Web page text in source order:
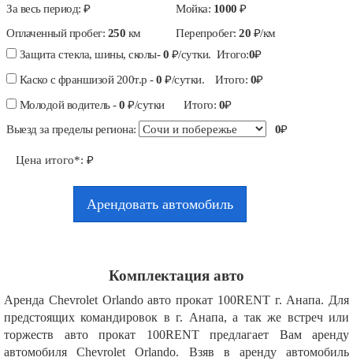
За весь период: ₽ Мойка: 1000 ₽
Оплаченный пробег: 250 км Перепробег: 20 ₽/км
Защита стекла, шины, сколы-0 ₽/сутки. Итого:0₽
Каско с франшизой 200т.р -0 ₽/сутки. Итого: 0₽
Молодой водитель -0 ₽/сутки Итого: 0₽
Выезд за пределы региона:
0₽
Цена итого*: ₽
Арендовать автомобиль
Комплектация авто
Аренда Chevrolet Orlando авто прокат 100RENT г. Анапа. Для
предстоящих командировок в г. Анапа, а так же встреч или
торжеств авто прокат 100RENT предлагает Вам аренду
автомобиля Chevrolet Orlando. Взяв в аренду автомобиль